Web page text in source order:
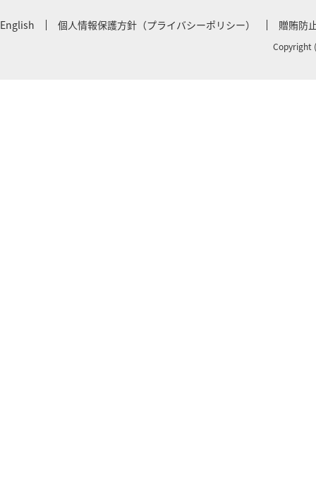
English 個人情報保護方針（プライバシーポリシー） 贈賄防
Copyright